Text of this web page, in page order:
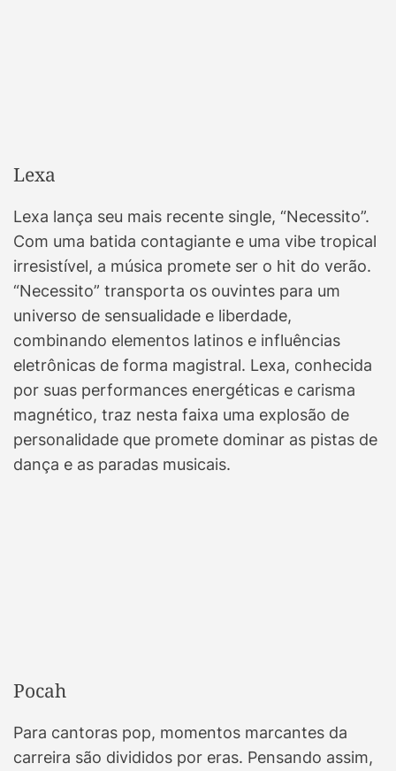
Lexa
Lexa lança seu mais recente single, “Necessito”.
Com uma batida contagiante e uma vibe tropical
irresistível, a música promete ser o hit do verão.
“Necessito” transporta os ouvintes para um
universo de sensualidade e liberdade,
combinando elementos latinos e influências
eletrônicas de forma magistral. Lexa, conhecida
por suas performances energéticas e carisma
magnético, traz nesta faixa uma explosão de
personalidade que promete dominar as pistas de
dança e as paradas musicais.
Pocah
Para cantoras pop, momentos marcantes da
carreira são divididos por eras. Pensando assim,